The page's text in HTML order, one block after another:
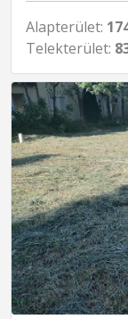
Alapterület:
Telekterület: